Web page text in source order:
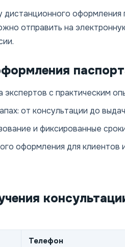
оформления
отправить на
экспертов с практическим
от консультации до
и фиксированные
оформления для клиентов
Телефон